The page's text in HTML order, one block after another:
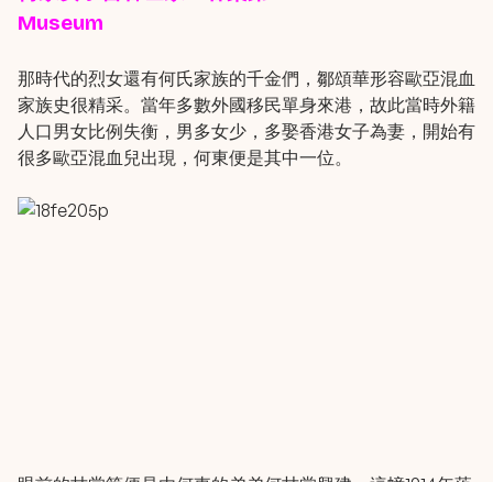
Museum
那時代的烈女還有何氏家族的千金們，鄒頌華形容歐亞混血
家族史很精采。當年多數外國移民單身來港，故此當時外籍
人口男女比例失衡，男多女少，多娶香港女子為妻，開始有
很多歐亞混血兒出現，何東便是其中一位。